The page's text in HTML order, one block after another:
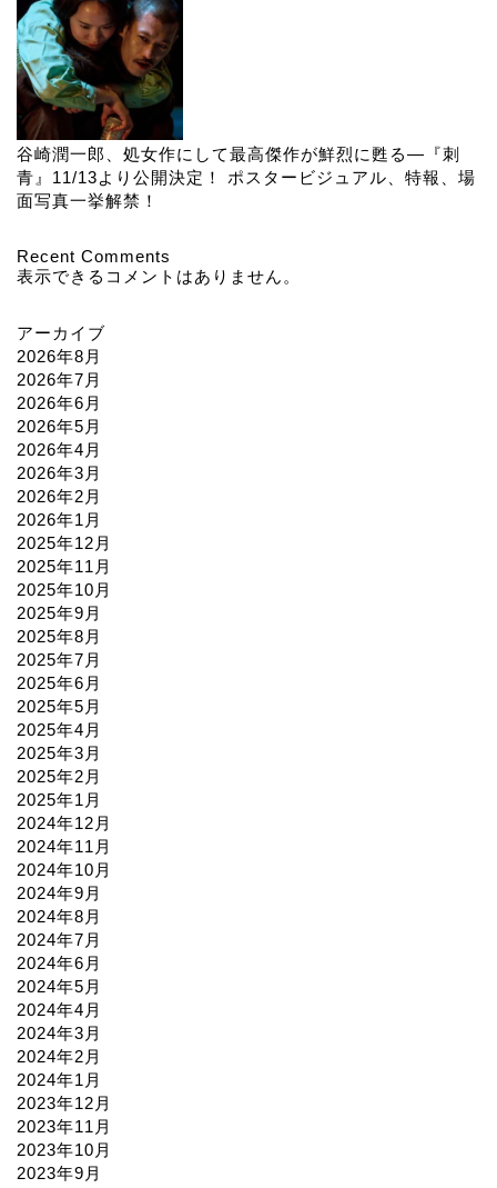
谷崎潤一郎、処女作にして最高傑作が鮮烈に甦る―『刺
青』11/13より公開決定！ ポスタービジュアル、特報、場
面写真一挙解禁！
Recent Comments
表示できるコメントはありません。
アーカイブ
2026年8月
2026年7月
2026年6月
2026年5月
2026年4月
2026年3月
2026年2月
2026年1月
2025年12月
2025年11月
2025年10月
2025年9月
2025年8月
2025年7月
2025年6月
2025年5月
2025年4月
2025年3月
2025年2月
2025年1月
2024年12月
2024年11月
2024年10月
2024年9月
2024年8月
2024年7月
2024年6月
2024年5月
2024年4月
2024年3月
2024年2月
2024年1月
2023年12月
2023年11月
2023年10月
2023年9月